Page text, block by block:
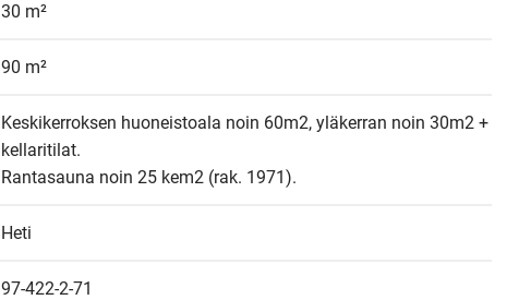
30 m²
90 m²
Keskikerroksen huoneistoala noin 60m2, yläkerran noin 30m2 +
kellaritilat.
Rantasauna noin 25 kem2 (rak. 1971).
Heti
97-422-2-71